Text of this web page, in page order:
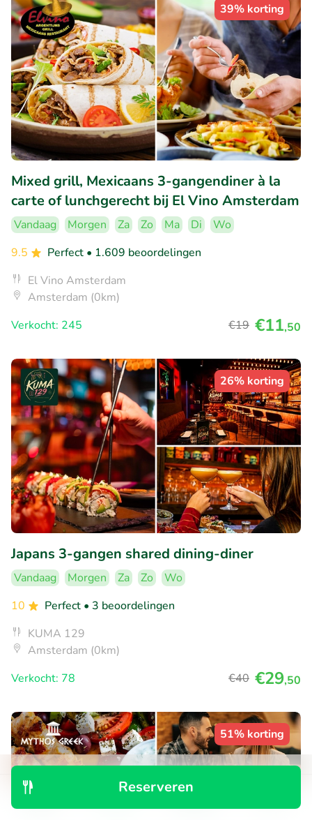
Reserveren
39% korting
Mixed grill, Mexicaans 3-gangendiner à la
carte of lunchgerecht bij El Vino Amsterdam
Vandaag Morgen Za Zo Ma Di
Wo
9.5
Perfect • 1.609 beoordelingen
El Vino Amsterdam
Amsterdam (0km)
Verkocht: 245
€19 €11,50
26% korting
Japans 3-gangen shared dining-diner
Vandaag Morgen Za Zo
Wo
10
Perfect • 3 beoordelingen
KUMA 129
Amsterdam (0km)
Verkocht: 78
€40 €29,50
51% korting